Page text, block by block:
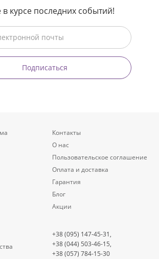
в курсе последних событий!
Подписаться
Контакты
О нас
Пользовательское соглашение
Оплата и доставка
Гарантия
Блог
Акции
+38 (095) 147-45-31,
+38 (044) 503-46-15,
+38 (057) 784-15-30